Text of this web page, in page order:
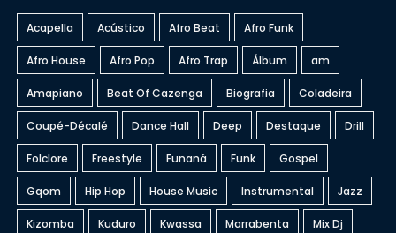
Acapella Acústico Afro Beat Afro Funk
Afro House Afro Pop Afro Trap Álbum am
Amapiano Beat Of Cazenga Biografia Coladeira
Coupé-Décalé Dance Hall Deep Destaque Drill
Folclore Freestyle Funaná Funk Gospel
Gqom Hip Hop House Music Instrumental Jazz
Kizomba Kuduro Kwassa Marrabenta Mix Dj